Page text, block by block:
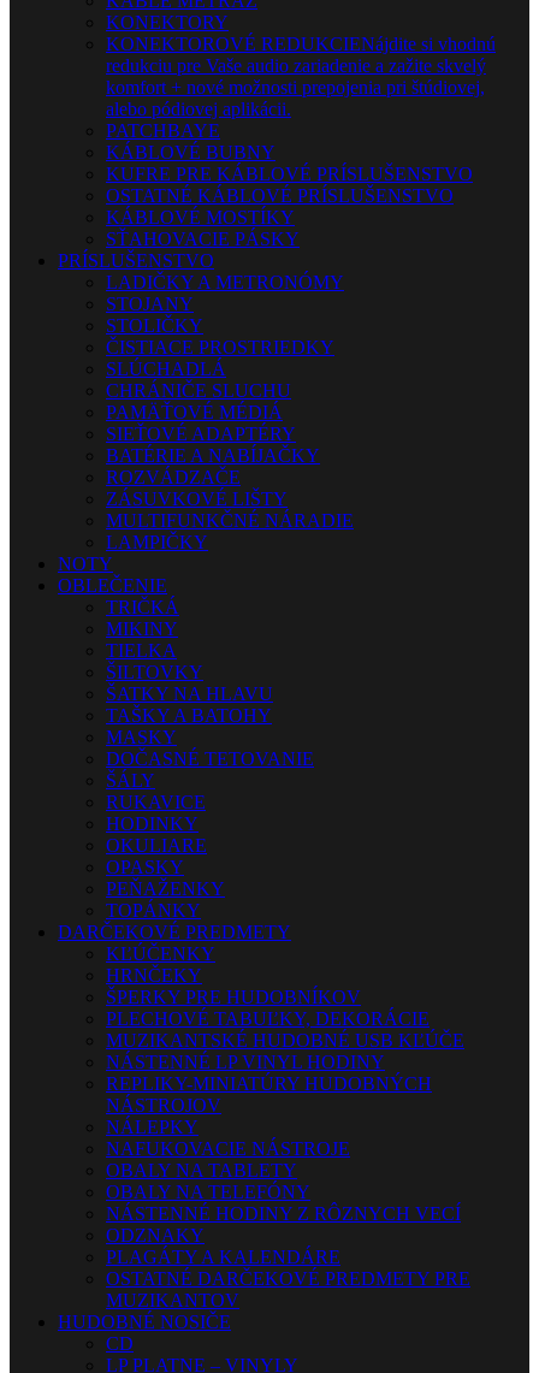
KONEKTORY
KONEKTOROVÉ REDUKCIENájdite si vhodnú
redukciu pre Vaše audio zariadenie a zažite skvelý
komfort + nové možnosti prepojenia pri štúdiovej,
alebo pódiovej aplikácii.
PATCHBAYE
KÁBLOVÉ BUBNY
KUFRE PRE KÁBLOVÉ PRÍSLUŠENSTVO
OSTATNÉ KÁBLOVÉ PRÍSLUŠENSTVO
KÁBLOVÉ MOSTÍKY
SŤAHOVACIE PÁSKY
PRÍSLUŠENSTVO
LADIČKY A METRONÓMY
STOJANY
STOLIČKY
ČISTIACE PROSTRIEDKY
SLÚCHADLÁ
CHRÁNIČE SLUCHU
PAMÄŤOVÉ MÉDIÁ
SIEŤOVÉ ADAPTÉRY
BATÉRIE A NABÍJAČKY
ROZVÁDZAČE
ZÁSUVKOVÉ LIŠTY
MULTIFUNKČNÉ NÁRADIE
LAMPIČKY
NOTY
OBLEČENIE
TRIČKÁ
MIKINY
TIELKA
ŠILTOVKY
ŠATKY NA HLAVU
TAŠKY A BATOHY
MASKY
DOČASNÉ TETOVANIE
ŠÁLY
RUKAVICE
HODINKY
OKULIARE
OPASKY
PEŇAŽENKY
TOPÁNKY
DARČEKOVÉ PREDMETY
KĽÚČENKY
HRNČEKY
ŠPERKY PRE HUDOBNÍKOV
PLECHOVÉ TABUĽKY, DEKORÁCIE
MUZIKANTSKÉ HUDOBNÉ USB KĽÚČE
NÁSTENNÉ LP VINYL HODINY
REPLIKY-MINIATÚRY HUDOBNÝCH
NÁSTROJOV
NÁLEPKY
NAFUKOVACIE NÁSTROJE
OBALY NA TABLETY
OBALY NA TELEFÓNY
NÁSTENNÉ HODINY Z RÔZNYCH VECÍ
ODZNAKY
PLAGÁTY A KALENDÁRE
OSTATNÉ DARČEKOVÉ PREDMETY PRE
MUZIKANTOV
HUDOBNÉ NOSIČE
CD
LP PLATNE – VINYLY